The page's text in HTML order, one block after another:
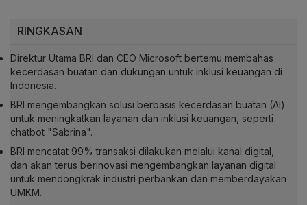
RINGKASAN
Direktur Utama BRI dan CEO Microsoft bertemu membahas
kecerdasan buatan dan dukungan untuk inklusi keuangan di
Indonesia.
BRI mengembangkan solusi berbasis kecerdasan buatan (AI)
untuk meningkatkan layanan dan inklusi keuangan, seperti
chatbot "Sabrina".
BRI mencatat 99% transaksi dilakukan melalui kanal digital,
dan akan terus berinovasi mengembangkan layanan digital
untuk mendongkrak industri perbankan dan memberdayakan
UMKM.